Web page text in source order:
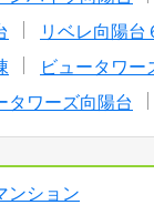
リベレ向陽台
ビュータワー
タワーズ向陽台
ンション